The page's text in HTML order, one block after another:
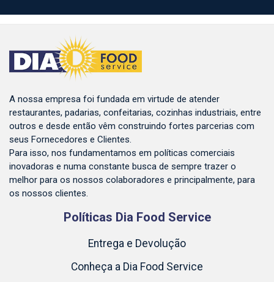
A nossa empresa foi fundada em virtude de atender
restaurantes, padarias, confeitarias, cozinhas industriais, entre
outros e desde então vêm construindo fortes parcerias com
seus Fornecedores e Clientes.
Para isso, nos fundamentamos em políticas comerciais
inovadoras e numa constante busca de sempre trazer o
melhor para os nossos colaboradores e principalmente, para
os nossos clientes.
Políticas Dia Food Service
Entrega e Devolução
Conheça a Dia Food Service